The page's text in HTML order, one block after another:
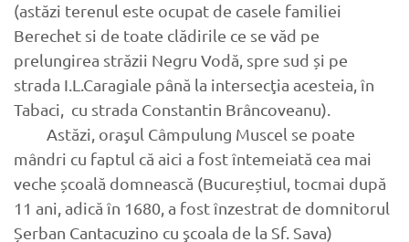
(astăzi terenul este ocupat de casele familiei
Berechet si de toate clădirile ce se văd pe
prelungirea străzii Negru Vodă, spre sud și pe
strada I.L.Caragiale până la intersecţia acesteia, în
Tabaci, cu strada Constantin Brâncoveanu).
Astăzi, oraşul Câmpulung Muscel se poate
mândri cu faptul că aici a fost întemeiată cea mai
veche școală domnească (Bucureștiul, tocmai după
11 ani, adică în 1680, a fost înzestrat de domnitorul
Șerban Cantacuzino cu şcoala de la Sf. Sava)